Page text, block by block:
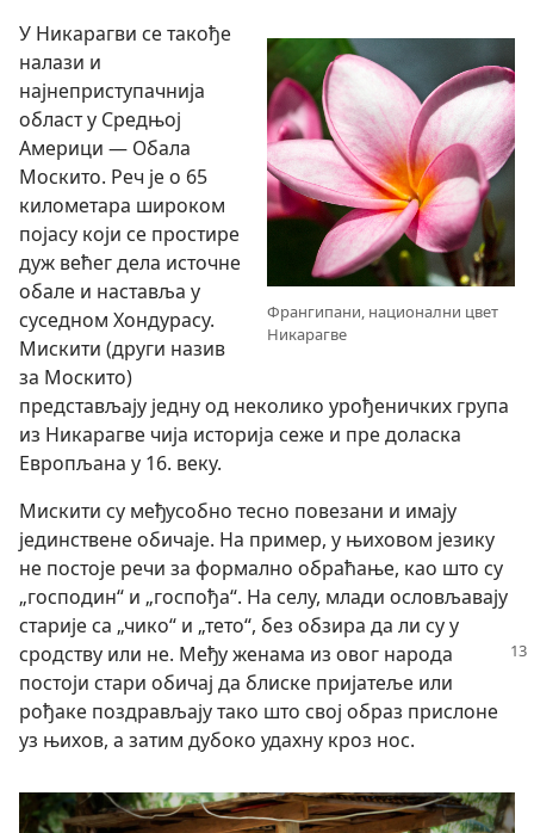
Франгипани, национални цвет
Никарагве
У Никарагви се такође
налази и
најнеприступачнија
област у Средњој
Америци — Обала
Москито. Реч је о 65
километара широком
појасу који се простире
дуж већег дела источне
обале и наставља у
суседном Хондурасу.
Мискити (други назив
за Москито)
представљају једну од неколико урођеничких група
из Никарагве чија историја сеже и пре доласка
Европљана у 16. веку.
Мискити су међусобно тесно повезани и имају
јединствене обичаје. На пример, у њиховом језику
не постоје речи за формално обраћање, као што су
„господин“ и „госпођа“. На селу, млади ословљавају
старије са „чико“ и „тето“, без обзира да ли су у
сродству или не. Међу женама из овог народа
постоји стари обичај да блиске пријатеље или
рођаке поздрављају тако што свој образ прислоне
уз њихов, а затим дубоко удахну кроз нос.